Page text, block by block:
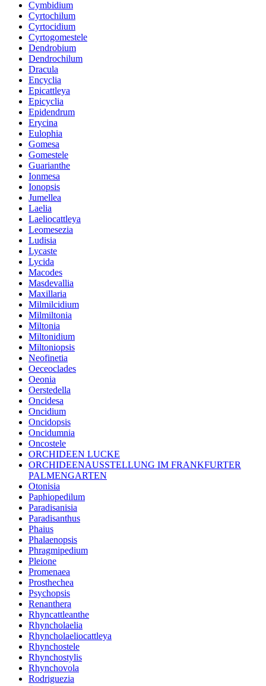
Cymbidium
Cyrtochilum
Cyrtocidium
Cyrtogomestele
Dendrobium
Dendrochilum
Dracula
Encyclia
Epicattleya
Epicyclia
Epidendrum
Erycina
Eulophia
Gomesa
Gomestele
Guarianthe
Ionmesa
Ionopsis
Jumellea
Laelia
Laeliocattleya
Leomesezia
Ludisia
Lycaste
Lycida
Macodes
Masdevallia
Maxillaria
Milmilcidium
Milmiltonia
Miltonia
Miltonidium
Miltoniopsis
Neofinetia
Oeceoclades
Oeonia
Oerstedella
Oncidesa
Oncidium
Oncidopsis
Oncidumnia
Oncostele
ORCHIDEEN LUCKE
ORCHIDEENAUSSTELLUNG IM FRANKFURTER
PALMENGARTEN
Otonisia
Paphiopedilum
Paradisanisia
Paradisanthus
Phaius
Phalaenopsis
Phragmipedium
Pleione
Promenaea
Prosthechea
Psychopsis
Renanthera
Rhyncattleanthe
Rhyncholaelia
Rhyncholaeliocattleya
Rhynchostele
Rhynchostylis
Rhynchovola
Rodriguezia